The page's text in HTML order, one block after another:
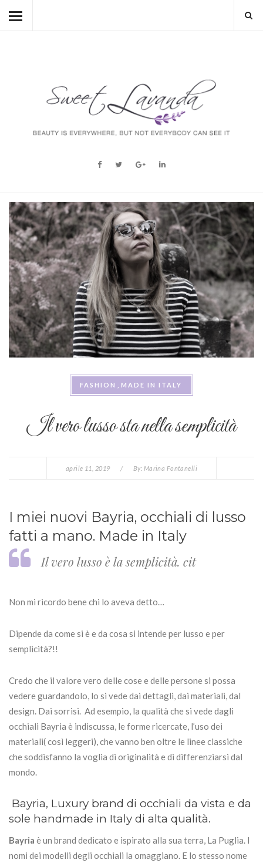
HOME
FASHION MADE IN ITALY
Il vero lusso sta nella semplicità
aprile 11, 2019 / By: Marina Fontanelli
I miei nuovi Bayria, occhiali di lusso
fatti a mano. Made in Italy
Il vero lusso è la semplicità. cit
Non mi ricordo bene chi lo aveva detto…
Dipende da come si è e da cosa si intende per lusso e per
semplicità?!!
Credo che il valore vero delle cose e delle persone si possa
vedere guardandolo, lo si vede dai dettagli, dai materiali, dal
design. Dai sorrisi. Ad esempio, la qualità che si vede dagli
occhiali Bayria è indiscussa, le forme ricercate, l’uso dei
materiali( così leggeri), che vanno ben oltre le linee classiche
che soddisfanno la voglia di originalità e di differenziarsi dal
mondo.
Bayria, Luxury brand di occhiali da vista e da
sole handmade in Italy di alta qualità.
Bayria è un brand dedicato e ispirato alla sua terra, La Puglia. I
nomi dei modelli degli occhiali la omaggiano. E lo stesso nome